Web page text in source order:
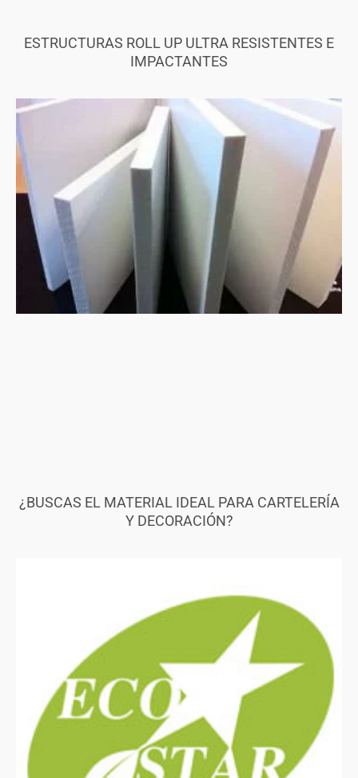
ESTRUCTURAS ROLL UP ULTRA RESISTENTES E
IMPACTANTES
¿BUSCAS EL MATERIAL IDEAL PARA CARTELERÍA
Y DECORACIÓN?